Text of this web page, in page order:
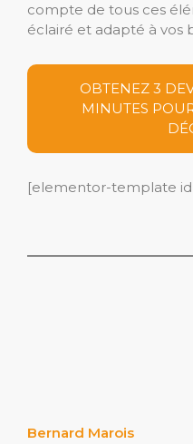
compte de tous ces
éclairé et adapté à vos
OBTENEZ 3
MINUTES
[elementor-template
Bernard Marois